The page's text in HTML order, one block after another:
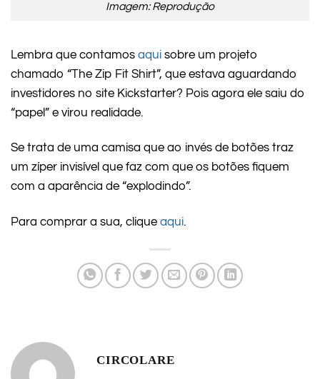
Imagem: Reprodução
Lembra que contamos aqui sobre um projeto
chamado “The Zip Fit Shirt”, que estava aguardando
investidores no site Kickstarter? Pois agora ele saiu do
“papel” e virou realidade.
Se trata de uma camisa que ao invés de botões traz
um zíper invisível que faz com que os botões fiquem
com a aparência de “explodindo”.
Para comprar a sua, clique aqui.
CIRCOLARE